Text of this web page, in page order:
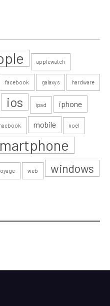
applewatch
facebook galaxy s hardware
ios ipad iphone
mobile noel
web windows